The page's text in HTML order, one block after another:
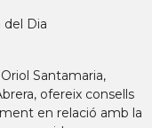
del Dia
Santamaria,
ofereix consells
en relació amb la